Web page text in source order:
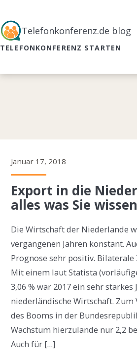
Telefonkonferenz.de blog
TELEFONKONFERENZ STARTEN
Januar 17, 2018
Export in die
alles was Sie
Die Wirtschaft der Niederlande
vergangenen Jahren konstant.
Prognose sehr positiv.
Mit einem laut Statista
3,06 % war 2017 ein sehr starkes
niederländische Wirtschaft. Zum
des Booms in der
Wachstum hierzulande nur 2,2
Auch für […]